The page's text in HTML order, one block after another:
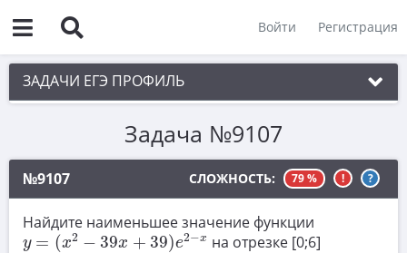
Войти Регистрация
ЗАДАЧИ ЕГЭ ПРОФИЛЬ
1. Планиметрия
2. Векторы
3. Стереометрия
4. Классическое определение вероятности
Задача №9107
№9107 СЛОЖНОСТЬ: 79 % ! ?
Найдите наименьшее значение функции
y = (x2 − 39x + 39)e2−x
y=(x2−39x+39)e2−x на отрезке [0;6]